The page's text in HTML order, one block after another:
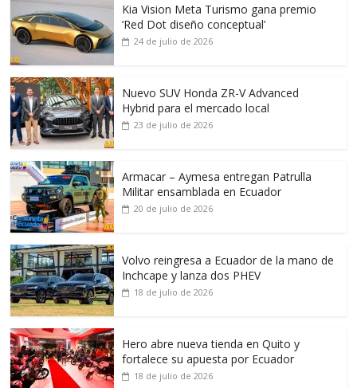
Kia Vision Meta Turismo gana premio
‘Red Dot diseño conceptual’
24 de julio de 2026
Nuevo SUV Honda ZR-V Advanced
Hybrid para el mercado local
23 de julio de 2026
Armacar – Aymesa entregan Patrulla
Militar ensamblada en Ecuador
20 de julio de 2026
Volvo reingresa a Ecuador de la mano de
Inchcape y lanza dos PHEV
18 de julio de 2026
Hero abre nueva tienda en Quito y
fortalece su apuesta por Ecuador
18 de julio de 2026